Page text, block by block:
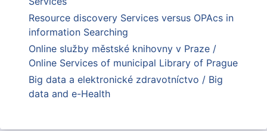
Resource discovery Services versus OPAcs in
information Searching
Online služby městské knihovny v Praze /
Online Services of municipal Library of Prague
Big data a elektronické zdravotníctvo / Big
data and e-Health